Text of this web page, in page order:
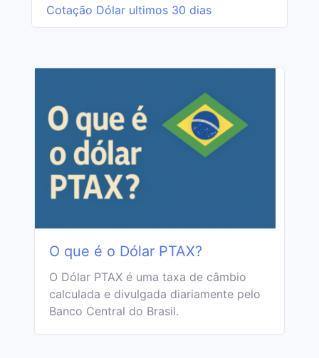
Cotação Dólar ultimos 30 dias
O que é o Dólar PTAX?
O Dólar PTAX é uma taxa de câmbio
calculada e divulgada diariamente pelo
Banco Central do Brasil.